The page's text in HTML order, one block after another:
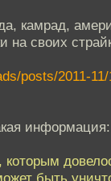
камрад,
на своих
posts/2011-
информация:
быть